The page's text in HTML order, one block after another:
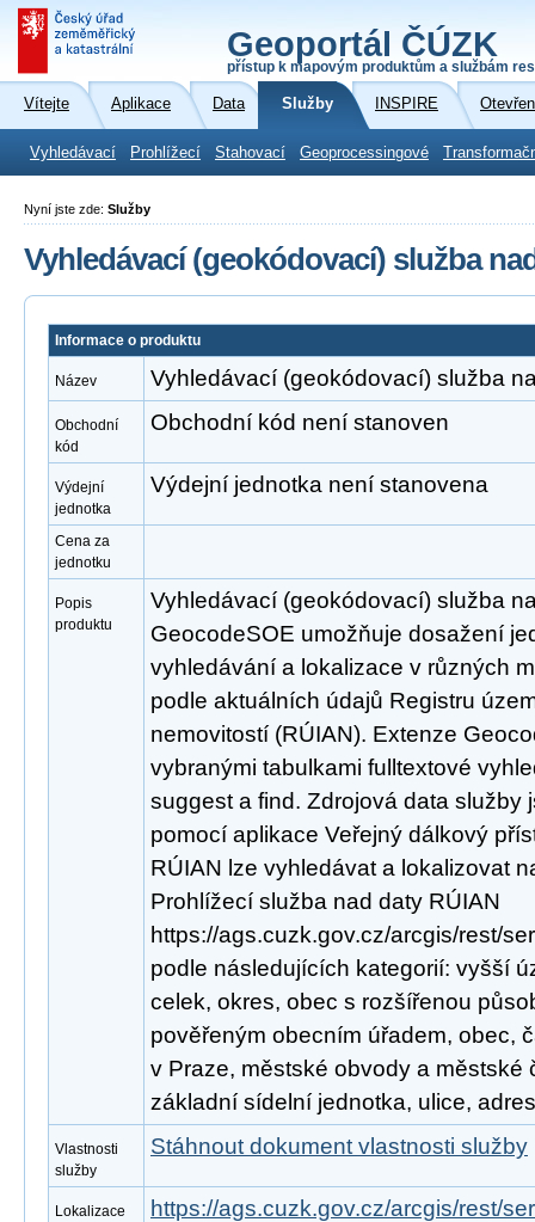
Geoportál ČÚZK
přístup k mapovým produktům a službám
Vítejte Aplikace Data Služby INSPIRE
Vyhledávací Prohlížecí Stahovací Geoprocessingové
Nyní jste zde: Služby
Vyhledávací (geokódovací) služba
Informace o produktu
Název Vyhledávací (geokódovací) služba
Obchodní
kód
Obchodní kód není stanoven
Výdejní
jednotka
Výdejní jednotka není stanovena
Cena za
jednotku
Popis
produktu
Vyhledávací (geokódovací) služba
GeocodeSOE umožňuje dosažení
vyhledávání a lokalizace v různých
podle aktuálních údajů Registru
nemovitostí (RÚIAN). Extenze
vybranými tabulkami fulltextové
suggest a find. Zdrojová data služby
pomocí aplikace Veřejný dálkový
RÚIAN lze vyhledávat a lokalizovat
Prohlížecí služba nad daty RÚIAN
https://ags.cuzk.gov.cz/arcgis/rest/
podle následujících kategorií: vyšší
celek, okres, obec s rozšířenou
pověřeným obecním úřadem, obec,
v Praze, městské obvody a městské
základní sídelní jednotka, ulice,
Vlastnosti
služby
Stáhnout dokument vlastnosti služby
Lokalizace
https://ags.cuzk.gov.cz/arcgis/rest/